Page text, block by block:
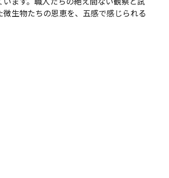
生物たちの恩恵を、五感で感じられる